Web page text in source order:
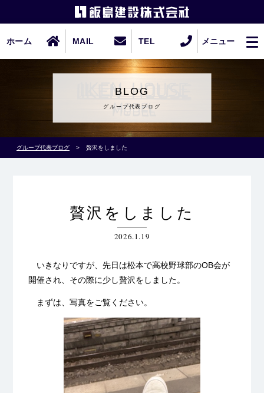
ホーム MAIL TEL メニュー
BLOG
グループ代表ブログ
グループ代表ブログ > 贅沢をしました
贅沢をしました
2026.1.19
いきなりですが、先日は松本で高校野球部のOB会が
開催され、その際に少し贅沢をしました。
まずは、写真をご覧ください。